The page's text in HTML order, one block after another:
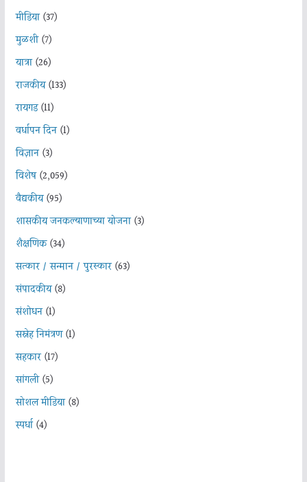
मीडिया(37)
मुळशी(7)
यात्रा(26)
राजकीय(133)
रायगड(11)
वर्धापन दिन(1)
विज्ञान(3)
विशेष(2,059)
वैद्यकीय(95)
शासकीय जनकल्याणाच्या योजना(3)
शैक्षणिक(34)
सत्कार / सन्मान / पुरस्कार(63)
संपादकीय(8)
संशोधन(1)
सस्नेह निमंत्रण(1)
सहकार(17)
सांगली(5)
सोशल मीडिया(8)
स्पर्धा(4)